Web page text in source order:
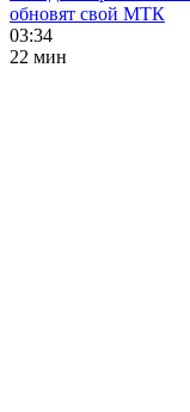
обновят свой МТК
03:34
22 мин